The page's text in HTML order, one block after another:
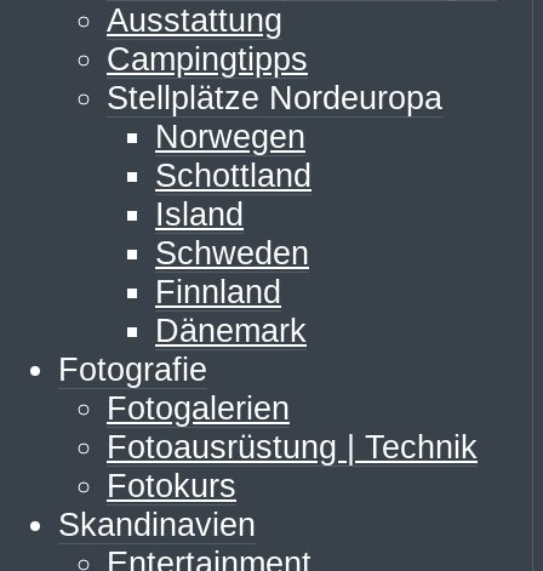
Ausstattung
Campingtipps
Stellplätze Nordeuropa
Norwegen
Schottland
Island
Schweden
Finnland
Dänemark
Fotografie
Fotogalerien
Fotoausrüstung | Technik
Fotokurs
Skandinavien
Entertainment